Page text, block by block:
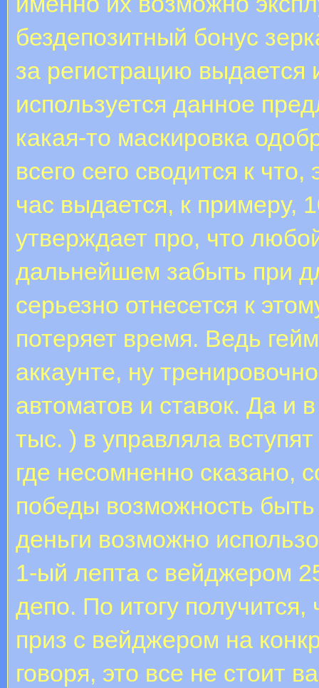
бездепозитный бонус
за регистрацию выдается
используется данное
какая-то маскировка
всего сего сводится к
час выдается, к примеру,
утверждает про, что
дальнейшем забыть при
серьезно отнесется к
потеряет время. Ведь
аккаунте, ну
автоматов и ставок. Да и
тыс. ) в управляла
где несомненно сказано,
победы возможность
деньги возможно
1-ый лепта с вейджером
депо. По итогу
приз с вейджером на
говоря, это все не стоит